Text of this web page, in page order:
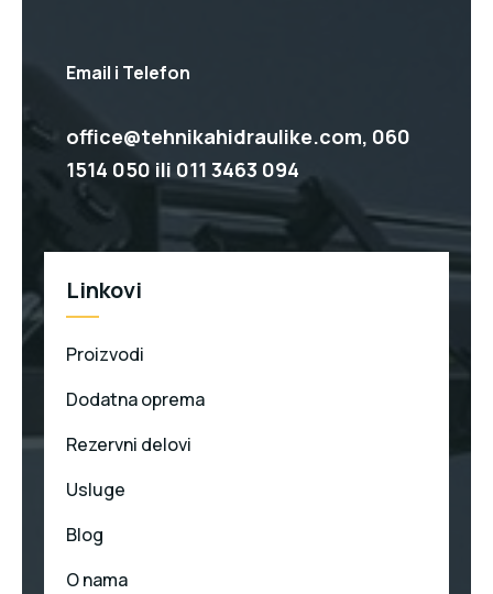
Email i Telefon
office@tehnikahidraulike.com, 060
1514 050 ili 011 3463 094
Linkovi
Proizvodi
Dodatna oprema
Rezervni delovi
Usluge
Blog
O nama